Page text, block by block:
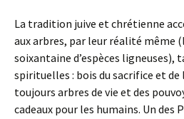
La tradition juive et chrétienne
aux arbres, par leur réalité même
soixantaine d’espèces ligneuses),
spirituelles : bois du sacrifice et
toujours arbres de vie et des
cadeaux pour les humains. Un des